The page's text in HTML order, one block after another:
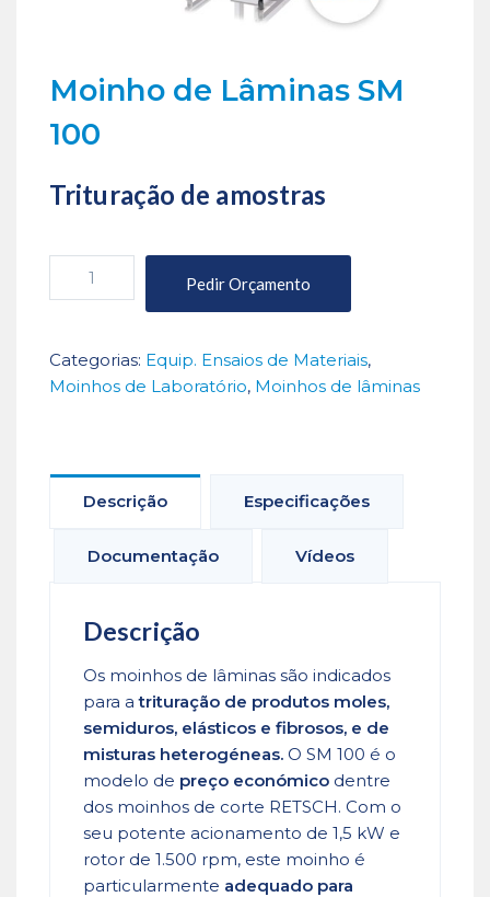
Moinho de Lâminas SM
100
Trituração de amostras
Lâminas
SM
Pedir Orçamento
Categorias: Equip. Ensaios de Materiais,
Moinhos de Laboratório, Moinhos de lâminas
Descrição Especificações
Documentação Vídeos
Descrição
Os moinhos de lâminas são indicados
para atrituração de produtos moles,
semiduros, elásticos e fibrosos, e de
misturas heterogéneas. O SM 100 é o
modelo de preço económico dentre
dos moinhos de corte RETSCH. Com o
seu potente acionamento de 1,5 kW e
rotor de 1.500 rpm, este moinho é
particularmente adequado para